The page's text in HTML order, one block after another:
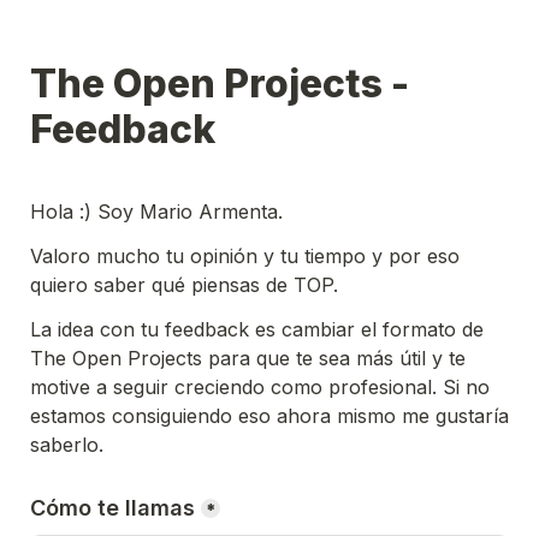
The Open Projects -
Feedback
Hola :) Soy Mario Armenta.
Valoro mucho tu opinión y tu tiempo y por eso
quiero saber qué piensas de TOP.
La idea con tu feedback es cambiar el formato de
The Open Projects para que te sea más útil y te
motive a seguir creciendo como profesional. Si no
estamos consiguiendo eso ahora mismo me gustaría
saberlo.
Cómo te llamas *